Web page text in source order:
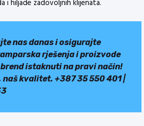
i hiljade zadovoljnih klijenata.
nas danas i osigurajte
rješenja i proizvode
istaknuti na pravi način!
naš kvalitet. +387 35 550 401 |